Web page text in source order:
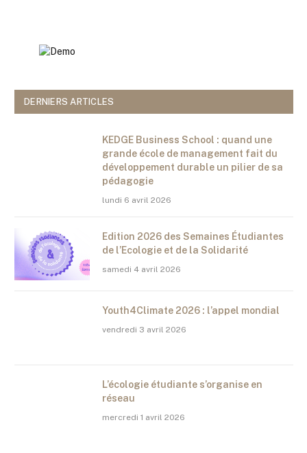
DERNIERS ARTICLES
KEDGE Business School : quand une
grande école de management fait du
développement durable un pilier de sa
pédagogie
lundi 6 avril 2026
Edition 2026 des Semaines Étudiantes
de l’Ecologie et de la Solidarité
samedi 4 avril 2026
Youth4Climate 2026 : l’appel mondial
vendredi 3 avril 2026
L’écologie étudiante s’organise en
réseau
mercredi 1 avril 2026